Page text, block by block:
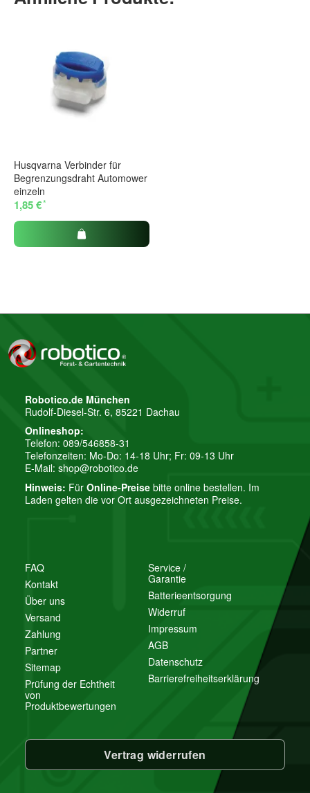
Husqvarna Verbinder für
Begrenzungsdraht Automower
einzeln
1,85 €*
FAQ
Kontakt
Über uns
Versand
Zahlung
Partner
Sitemap
Prüfung der Echtheit
von
Produktbewertungen
Service /
Garantie
Batterieentsorgung
Widerruf
Impressum
AGB
Datenschutz
Barrierefreiheitserklärung
Robotico.de München
Rudolf-Diesel-Str. 6, 85221 Dachau
Onlineshop:
Telefon: 089/546858-31
Telefonzeiten: Mo-Do: 14-18 Uhr; Fr: 09-13 Uhr
E-Mail: shop@robotico.de
Hinweis: Für Online-Preise bitte online bestellen. Im
Laden gelten die vor Ort ausgezeichneten Preise.
Vertrag widerrufen